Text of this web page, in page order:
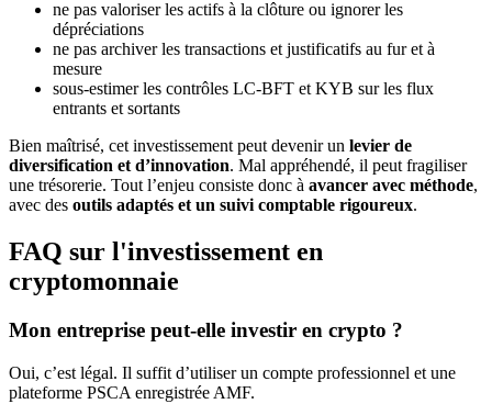
ne pas valoriser les actifs à la clôture ou ignorer les
dépréciations
ne pas archiver les transactions et justificatifs au fur et à
mesure
sous-estimer les contrôles LC-BFT et KYB sur les flux
entrants et sortants
Bien maîtrisé, cet investissement peut devenir un levier de
diversification et d’innovation. Mal appréhendé, il peut fragiliser
une trésorerie. Tout l’enjeu consiste donc à avancer avec méthode,
avec des outils adaptés et un suivi comptable rigoureux.
FAQ sur l'investissement en
cryptomonnaie
Mon entreprise peut-elle investir en crypto ?
Oui, c’est légal. Il suffit d’utiliser un compte professionnel et une
plateforme PSCA enregistrée AMF.